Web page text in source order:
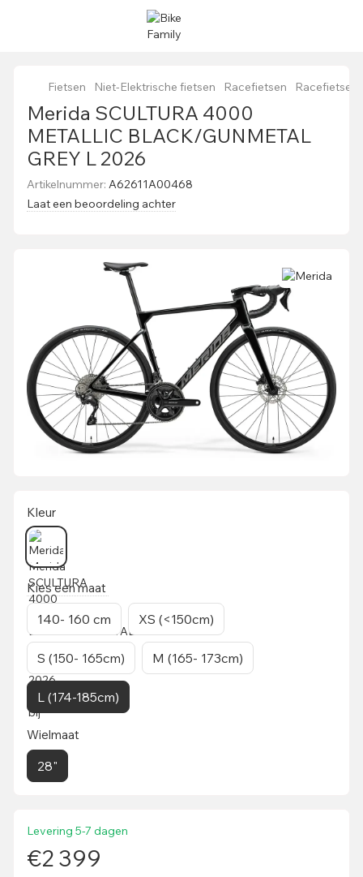
Fietsen Niet-Elektrische fietsen Racefietsen Racefietsen
Merida SCULTURA 4000
METALLIC BLACK/GUNMETAL
GREY L 2026
Artikelnummer: A62611A00468
Laat een beoordeling achter
Kleur
Kies een maat
140- 160 cm XS (<150cm)
S (150- 165cm) M (165- 173cm)
L (174-185cm)
Wielmaat
28"
Levering 5-7 dagen
€2 399